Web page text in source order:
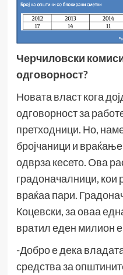
Черчиловски
одговорност?
Новата власт кога
одговорност за
претходници. Но,
бројчаници и
одврза кесето. Ова
градоначалници, кои
враќаа пари.
Коцевски, за оваа
вратил еден милион
-Добро е дека
средства за